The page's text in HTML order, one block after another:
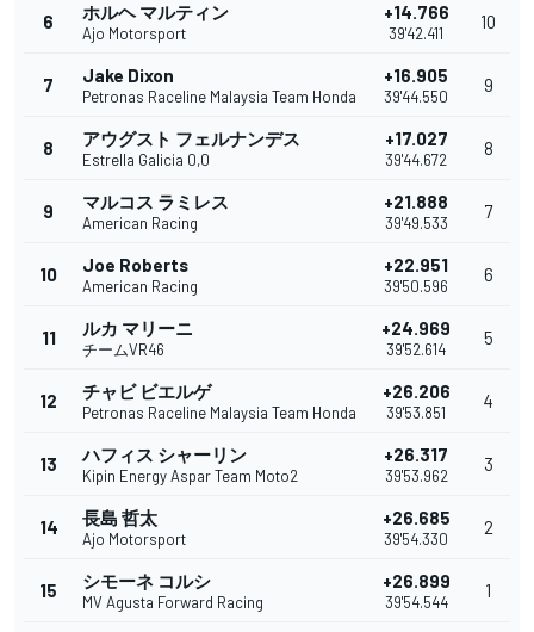
6 ホルヘ マルティン
Ajo Motorsport
+14.766
39'42.411
10
7 Jake Dixon
Petronas Raceline Malaysia Team Honda
+16.905
39'44.550
9
8 アウグスト フェルナンデス
Estrella Galicia 0,0
+17.027
39'44.672
8
9 マルコス ラミレス
American Racing
+21.888
39'49.533
7
10 Joe Roberts
American Racing
+22.951
39'50.596
6
11 ルカ マリーニ
チームVR46
+24.969
39'52.614
5
12 チャビ ビエルゲ
Petronas Raceline Malaysia Team Honda
+26.206
39'53.851
4
13 ハフィス シャーリン
Kipin Energy Aspar Team Moto2
+26.317
39'53.962
3
14 長島 哲太
Ajo Motorsport
+26.685
39'54.330
2
15 シモーネ コルシ
MV Agusta Forward Racing
+26.899
39'54.544
1